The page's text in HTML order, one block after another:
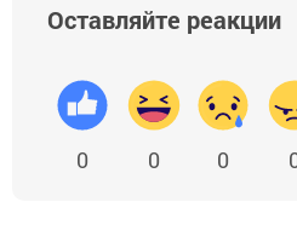
Оставляйте реакции
0 0 0